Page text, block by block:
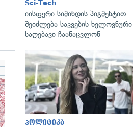
Sci-Tech
იისფერი სიმინდის პიგმენტით
შეიძლება საკვების ხელოვნური
საღებავი ჩაანაცვლონ
პოლიტიკა